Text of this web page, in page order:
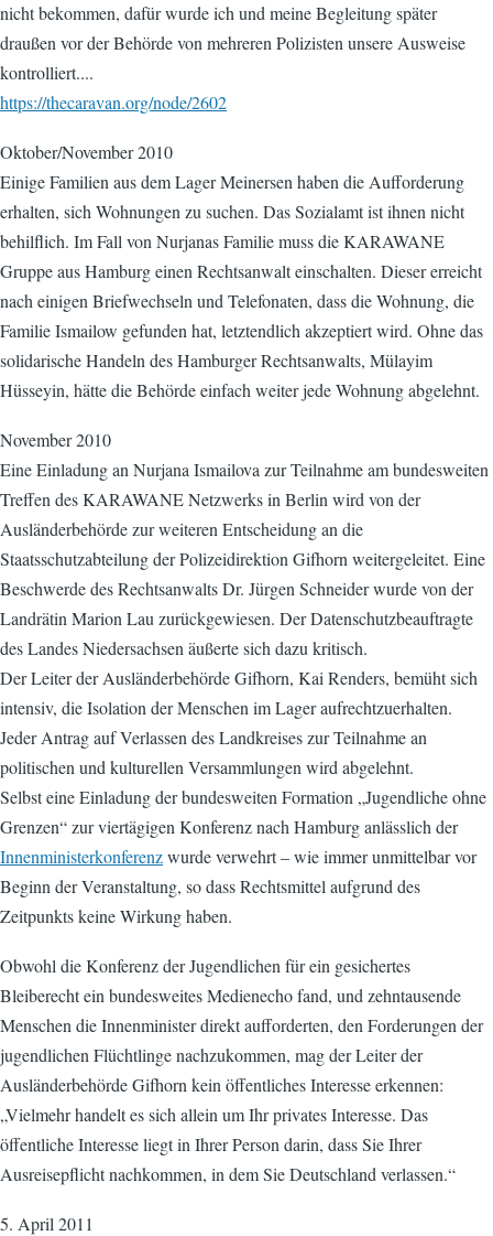
nicht bekommen, dafür wurde ich und meine Begleitung später
draußen vor der Behörde von mehreren Polizisten unsere Ausweise
kontrolliert....
https://thecaravan.org/node/2602
Oktober/November 2010
Einige Familien aus dem Lager Meinersen haben die Aufforderung
erhalten, sich Wohnungen zu suchen. Das Sozialamt ist ihnen nicht
behilflich. Im Fall von Nurjanas Familie muss die KARAWANE
Gruppe aus Hamburg einen Rechtsanwalt einschalten. Dieser erreicht
nach einigen Briefwechseln und Telefonaten, dass die Wohnung, die
Familie Ismailow gefunden hat, letztendlich akzeptiert wird. Ohne das
solidarische Handeln des Hamburger Rechtsanwalts, Mülayim
Hüsseyin, hätte die Behörde einfach weiter jede Wohnung abgelehnt.
November 2010
Eine Einladung an Nurjana Ismailova zur Teilnahme am bundesweiten
Treffen des KARAWANE Netzwerks in Berlin wird von der
Ausländerbehörde zur weiteren Entscheidung an die
Staatsschutzabteilung der Polizeidirektion Gifhorn weitergeleitet. Eine
Beschwerde des Rechtsanwalts Dr. Jürgen Schneider wurde von der
Landrätin Marion Lau zurückgewiesen. Der Datenschutzbeauftragte
des Landes Niedersachsen äußerte sich dazu kritisch.
Der Leiter der Ausländerbehörde Gifhorn, Kai Renders, bemüht sich
intensiv, die Isolation der Menschen im Lager aufrechtzuerhalten.
Jeder Antrag auf Verlassen des Landkreises zur Teilnahme an
politischen und kulturellen Versammlungen wird abgelehnt.
Selbst eine Einladung der bundesweiten Formation „Jugendliche ohne
Grenzen“ zur viertägigen Konferenz nach Hamburg anlässlich der
Innenministerkonferenzwurde verwehrt – wie immer unmittelbar vor
Beginn der Veranstaltung, so dass Rechtsmittel aufgrund des
Zeitpunkts keine Wirkung haben.
Obwohl die Konferenz der Jugendlichen für ein gesichertes
Bleiberecht ein bundesweites Medienecho fand, und zehntausende
Menschen die Innenminister direkt aufforderten, den Forderungen der
jugendlichen Flüchtlinge nachzukommen, mag der Leiter der
Ausländerbehörde Gifhorn kein öffentliches Interesse erkennen:
„Vielmehr handelt es sich allein um Ihr privates Interesse. Das
öffentliche Interesse liegt in Ihrer Person darin, dass Sie Ihrer
Ausreisepflicht nachkommen, in dem Sie Deutschland verlassen.“
5. April 2011